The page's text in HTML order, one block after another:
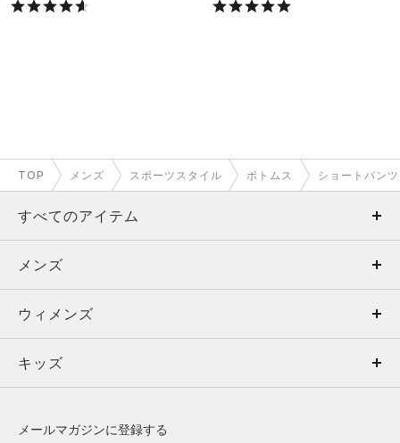
TOP メンズ スポーツスタイル ボトムス ショートパンツ
すべてのアイテム
メンズ
ウィメンズ
キッズ
メンズ
トップス
ボトムス
ウィメンズ
トップス
キッズ
メールマガジンに登録する